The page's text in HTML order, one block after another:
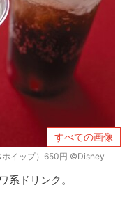
すべての画像
ホイップ）650円 ©Disney
系ドリンク。